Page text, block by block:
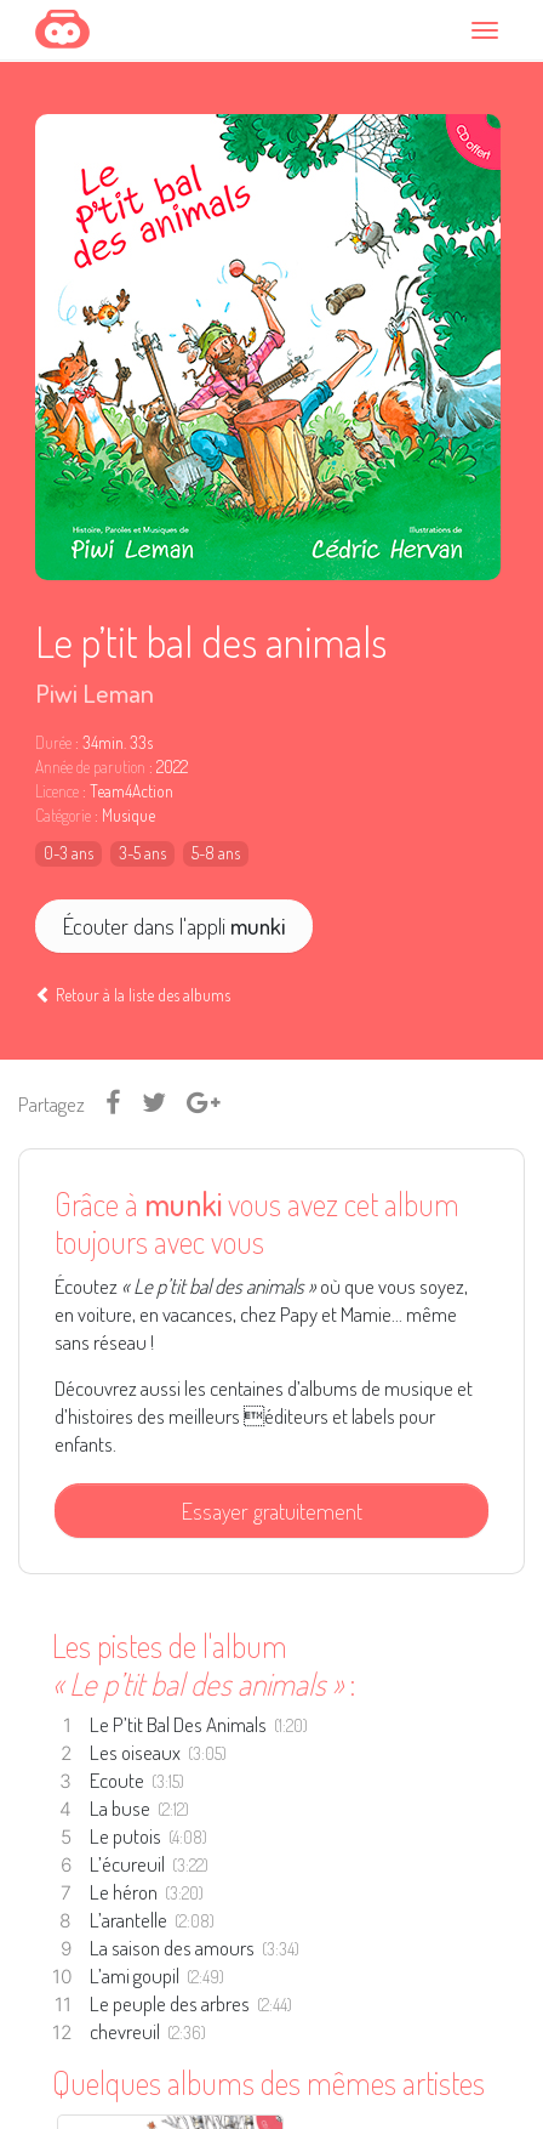
Le p’tit bal des animals
Piwi Leman
Durée : 34min. 33s
Année de parution : 2022
Licence : Team4Action
Catégorie : Musique
0-3 ans
3-5 ans 5-8 ans
Écouter dans l'appli munki
Retour à la liste des albums
Partagez
Grâce à munkivous avez cet album
toujours avec vous
Écoutez « Le p’tit bal des animals »où que vous soyez,
en voiture, en vacances, chez Papy et Mamie... même
sans réseau !
Découvrez aussi les centaines d’albums de musique et
d’histoires des meilleurs éditeurs et labels pour
enfants.
Essayer gratuitement
Les pistes de l'album
« Le p’tit bal des animals »:
Le P’tit Bal Des Animals (1:20)
Les oiseaux (3:05)
Ecoute (3:15)
La buse (2:12)
Le putois (4:08)
L’écureuil (3:22)
Le héron (3:20)
L’arantelle (2:08)
La saison des amours (3:34)
L’ami goupil (2:49)
Le peuple des arbres (2:44)
chevreuil (2:36)
Quelques albums des mêmes artistes